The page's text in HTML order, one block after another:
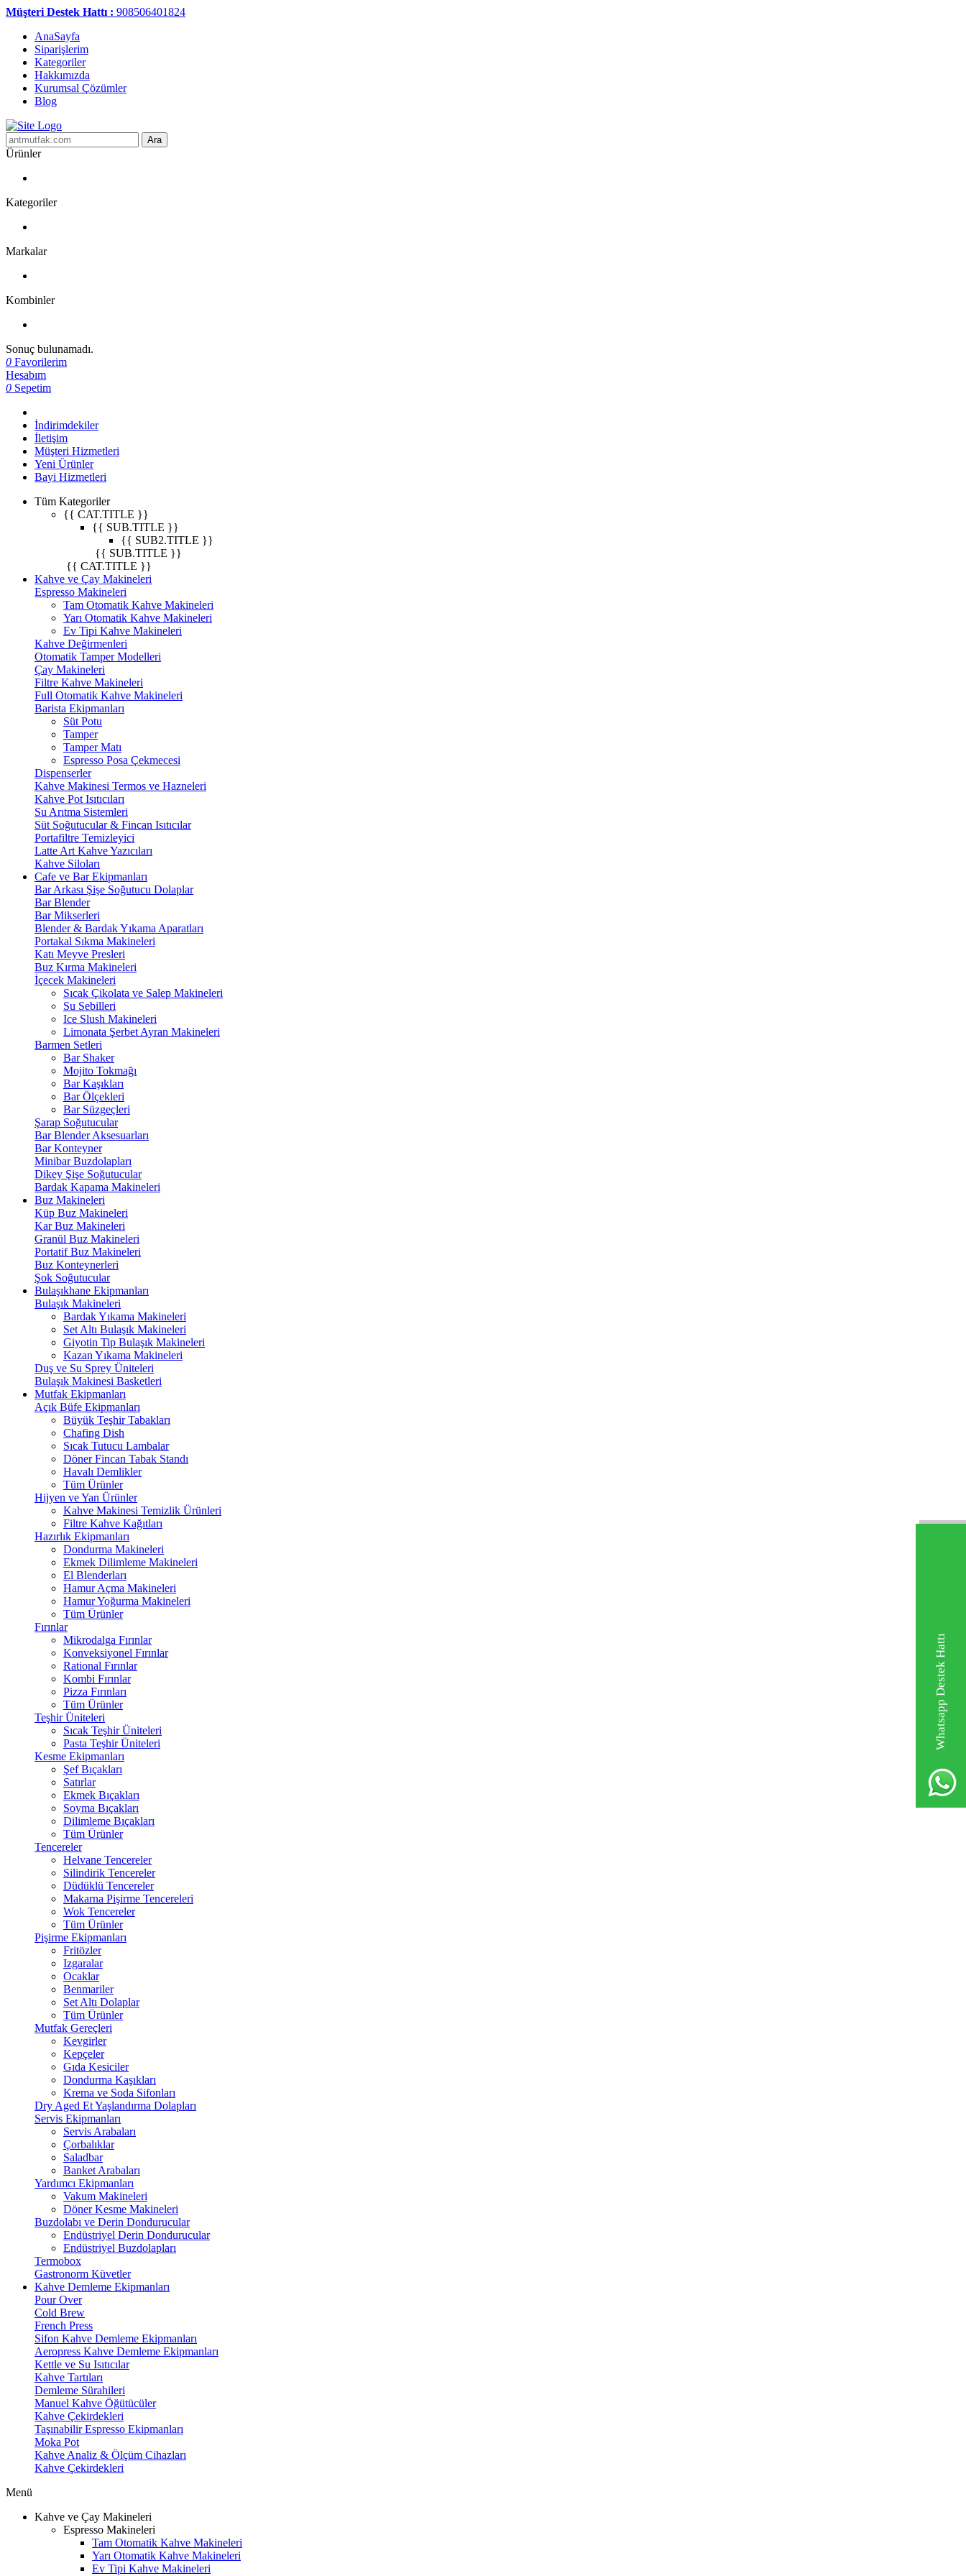
Whatsapp Destek Hattı
Müşteri Destek Hattı : 908506401824
AnaSayfa
Siparişlerim
Kategoriler
Hakkımızda
Kurumsal Çözümler
Blog
Ara
Ürünler
Kategoriler
Markalar
Kombinler
Sonuç bulunamadı.
0 Favorilerim
Hesabım
0 Sepetim
İndirimdekiler
İletişim
Müşteri Hizmetleri
Yeni Ürünler
Bayi Hizmetleri
Tüm Kategoriler
{{ CAT.TITLE }}
{{ SUB.TITLE }}
{{ SUB2.TITLE }}
{{ SUB.TITLE }}
{{ CAT.TITLE }}
Kahve ve Çay Makineleri
Espresso Makineleri
Tam Otomatik Kahve Makineleri
Yarı Otomatik Kahve Makineleri
Ev Tipi Kahve Makineleri
Kahve Değirmenleri
Otomatik Tamper Modelleri
Çay Makineleri
Filtre Kahve Makineleri
Full Otomatik Kahve Makineleri
Barista Ekipmanları
Süt Potu
Tamper
Tamper Matı
Espresso Posa Çekmecesi
Dispenserler
Kahve Makinesi Termos ve Hazneleri
Kahve Pot Isıtıcıları
Su Arıtma Sistemleri
Süt Soğutucular & Fincan Isıtıcılar
Portafiltre Temizleyici
Latte Art Kahve Yazıcıları
Kahve Siloları
Cafe ve Bar Ekipmanları
Bar Arkası Şişe Soğutucu Dolaplar
Bar Blender
Bar Mikserleri
Blender & Bardak Yıkama Aparatları
Portakal Sıkma Makineleri
Katı Meyve Presleri
Buz Kırma Makineleri
İçecek Makineleri
Sıcak Çikolata ve Salep Makineleri
Su Sebilleri
Ice Slush Makineleri
Limonata Şerbet Ayran Makineleri
Barmen Setleri
Bar Shaker
Mojito Tokmağı
Bar Kaşıkları
Bar Ölçekleri
Bar Süzgeçleri
Şarap Soğutucular
Bar Blender Aksesuarları
Bar Konteyner
Minibar Buzdolapları
Dikey Şişe Soğutucular
Bardak Kapama Makineleri
Buz Makineleri
Küp Buz Makineleri
Kar Buz Makineleri
Granül Buz Makineleri
Portatif Buz Makineleri
Buz Konteynerleri
Şok Soğutucular
Bulaşıkhane Ekipmanları
Bulaşık Makineleri
Bardak Yıkama Makineleri
Set Altı Bulaşık Makineleri
Giyotin Tip Bulaşık Makineleri
Kazan Yıkama Makineleri
Duş ve Su Sprey Üniteleri
Bulaşık Makinesi Basketleri
Mutfak Ekipmanları
Açık Büfe Ekipmanları
Büyük Teşhir Tabakları
Chafing Dish
Sıcak Tutucu Lambalar
Döner Fincan Tabak Standı
Havalı Demlikler
Tüm Ürünler
Hijyen ve Yan Ürünler
Kahve Makinesi Temizlik Ürünleri
Filtre Kahve Kağıtları
Hazırlık Ekipmanları
Dondurma Makineleri
Ekmek Dilimleme Makineleri
El Blenderları
Hamur Açma Makineleri
Hamur Yoğurma Makineleri
Tüm Ürünler
Fırınlar
Mikrodalga Fırınlar
Konveksiyonel Fırınlar
Rational Fırınlar
Kombi Fırınlar
Pizza Fırınları
Tüm Ürünler
Teşhir Üniteleri
Sıcak Teşhir Üniteleri
Pasta Teşhir Üniteleri
Kesme Ekipmanları
Şef Bıçakları
Satırlar
Ekmek Bıçakları
Soyma Bıçakları
Dilimleme Bıçakları
Tüm Ürünler
Tencereler
Helvane Tencereler
Silindirik Tencereler
Düdüklü Tencereler
Makarna Pişirme Tencereleri
Wok Tencereler
Tüm Ürünler
Pişirme Ekipmanları
Fritözler
Izgaralar
Ocaklar
Benmariler
Set Altı Dolaplar
Tüm Ürünler
Mutfak Gereçleri
Kevgirler
Kepçeler
Gıda Kesiciler
Dondurma Kaşıkları
Krema ve Soda Sifonları
Dry Aged Et Yaşlandırma Dolapları
Servis Ekipmanları
Servis Arabaları
Çorbalıklar
Saladbar
Banket Arabaları
Yardımcı Ekipmanları
Vakum Makineleri
Döner Kesme Makineleri
Buzdolabı ve Derin Dondurucular
Endüstriyel Derin Dondurucular
Endüstriyel Buzdolapları
Termobox
Gastronorm Küvetler
Kahve Demleme Ekipmanları
Pour Over
Cold Brew
French Press
Sifon Kahve Demleme Ekipmanları
Aeropress Kahve Demleme Ekipmanları
Kettle ve Su Isıtıcılar
Kahve Tartıları
Demleme Sürahileri
Manuel Kahve Öğütücüler
Kahve Çekirdekleri
Taşınabilir Espresso Ekipmanları
Moka Pot
Kahve Analiz & Ölçüm Cihazları
Kahve Çekirdekleri
Menü
Kahve ve Çay Makineleri
Espresso Makineleri
Tam Otomatik Kahve Makineleri
Yarı Otomatik Kahve Makineleri
Ev Tipi Kahve Makineleri